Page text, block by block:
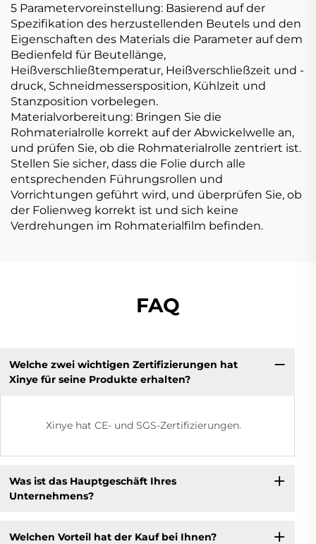
5 Parametervoreinstellung: Basierend auf der
Spezifikation des herzustellenden Beutels und den
Eigenschaften des Materials die Parameter auf dem
Bedienfeld für Beutellänge,
Heißverschließtemperatur, Heißverschließzeit und -
druck, Schneidmessersposition, Kühlzeit und
Stanzposition vorbelegen.
Materialvorbereitung: Bringen Sie die
Rohmaterialrolle korrekt auf der Abwickelwelle an,
und prüfen Sie, ob die Rohmaterialrolle zentriert ist.
Stellen Sie sicher, dass die Folie durch alle
entsprechenden Führungsrollen und
Vorrichtungen geführt wird, und überprüfen Sie, ob
der Folienweg korrekt ist und sich keine
Verdrehungen im Rohmaterialfilm befinden.
FAQ
Welche zwei wichtigen Zertifizierungen hat
Xinye für seine Produkte erhalten?
Xinye hat CE- und SGS-Zertifizierungen.
Was ist das Hauptgeschäft Ihres
Unternehmens?
Welchen Vorteil hat der Kauf bei Ihnen?